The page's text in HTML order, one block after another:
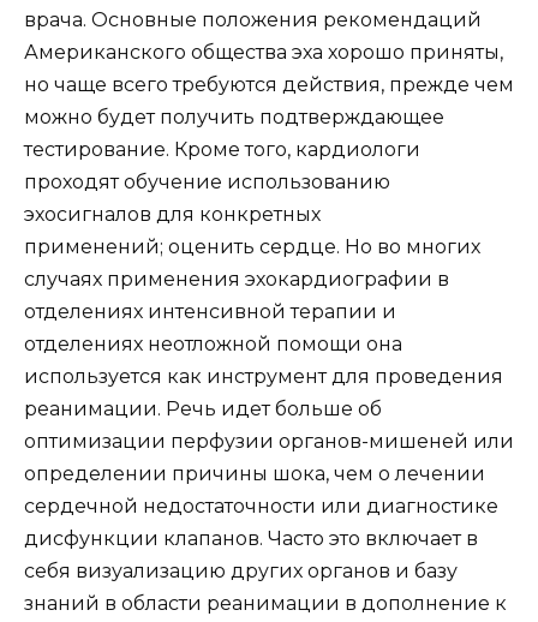
врача. Основные положения рекомендаций
Американского общества эха хорошо приняты,
но чаще всего требуются действия, прежде чем
можно будет получить подтверждающее
тестирование. Кроме того, кардиологи
проходят обучение использованию
эхосигналов для конкретных
применений; оценить сердце. Но во многих
случаях применения эхокардиографии в
отделениях интенсивной терапии и
отделениях неотложной помощи она
используется как инструмент для проведения
реанимации. Речь идет больше об
оптимизации перфузии органов-мишеней или
определении причины шока, чем о лечении
сердечной недостаточности или диагностике
дисфункции клапанов. Часто это включает в
себя визуализацию других органов и базу
знаний в области реанимации в дополнение к